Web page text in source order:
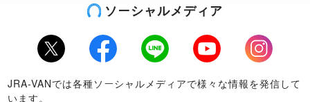
ソーシャルメディア
Twitter Facebook LINE Youtube
Instagram
JRA-VANでは各種ソーシャルメディアで様々な情報を発信して
います。